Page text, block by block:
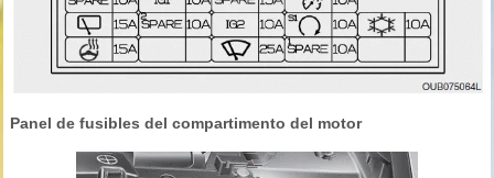
Panel de fusibles del compartimento del motor